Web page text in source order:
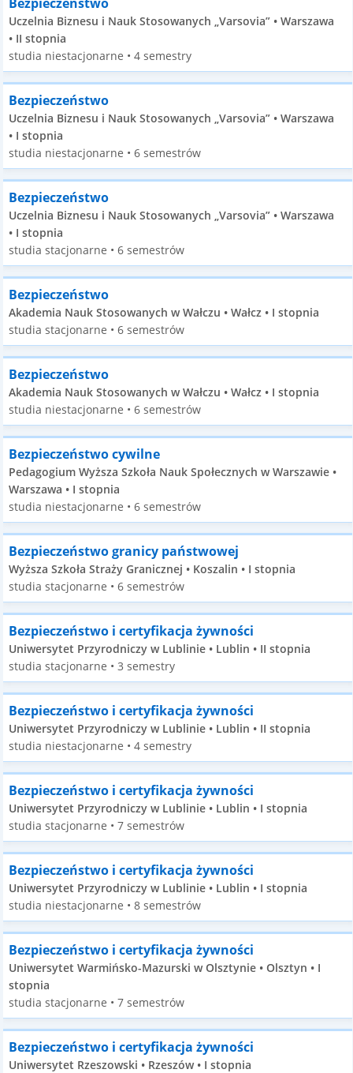
Uczelnia Biznesu i Nauk Stosowanych „Varsovia” • Warszawa
• II stopnia
studia niestacjonarne • 4 semestry
Bezpieczeństwo
Uczelnia Biznesu i Nauk Stosowanych „Varsovia” • Warszawa
• I stopnia
studia niestacjonarne • 6 semestrów
Bezpieczeństwo
Uczelnia Biznesu i Nauk Stosowanych „Varsovia” • Warszawa
• I stopnia
studia stacjonarne • 6 semestrów
Bezpieczeństwo
Akademia Nauk Stosowanych w Wałczu • Wałcz • I stopnia
studia stacjonarne • 6 semestrów
Bezpieczeństwo
Akademia Nauk Stosowanych w Wałczu • Wałcz • I stopnia
studia niestacjonarne • 6 semestrów
Bezpieczeństwo cywilne
Pedagogium Wyższa Szkoła Nauk Społecznych w Warszawie •
Warszawa • I stopnia
studia niestacjonarne • 6 semestrów
Bezpieczeństwo granicy państwowej
Wyższa Szkoła Straży Granicznej • Koszalin • I stopnia
studia stacjonarne • 6 semestrów
Bezpieczeństwo i certyfikacja żywności
Uniwersytet Przyrodniczy w Lublinie • Lublin • II stopnia
studia stacjonarne • 3 semestry
Bezpieczeństwo i certyfikacja żywności
Uniwersytet Przyrodniczy w Lublinie • Lublin • II stopnia
studia niestacjonarne • 4 semestry
Bezpieczeństwo i certyfikacja żywności
Uniwersytet Przyrodniczy w Lublinie • Lublin • I stopnia
studia stacjonarne • 7 semestrów
Bezpieczeństwo i certyfikacja żywności
Uniwersytet Przyrodniczy w Lublinie • Lublin • I stopnia
studia niestacjonarne • 8 semestrów
Bezpieczeństwo i certyfikacja żywności
Uniwersytet Warmińsko-Mazurski w Olsztynie • Olsztyn • I
stopnia
studia stacjonarne • 7 semestrów
Bezpieczeństwo i certyfikacja żywności
Uniwersytet Rzeszowski • Rzeszów • I stopnia